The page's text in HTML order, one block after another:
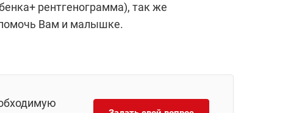
рентгенограмма), так же
помочь Вам и малышке.